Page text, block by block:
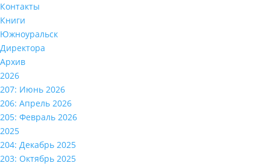
Контакты
Книги
Южноуральск
Директора
Архив
2026
207: Июнь 2026
206: Апрель 2026
205: Февраль 2026
2025
204: Декабрь 2025
203: Октябрь 2025